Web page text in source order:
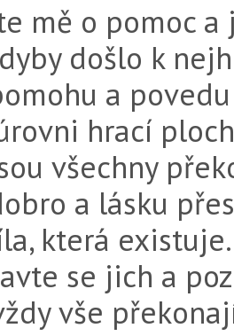
mě o pomoc
došlo k
a
hrací
všechny
a lásku
která
se jich a
vše